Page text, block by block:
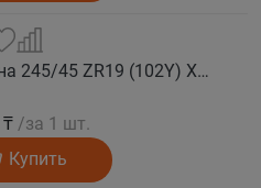
CONTINENTAL Автошина 245/45 ZR19 (102Y) XL FR SportContact 7 лето
₸ /за 1 шт.
Купить